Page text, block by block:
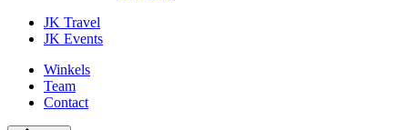
JK Travel
JK Events
Winkels
Team
Contact